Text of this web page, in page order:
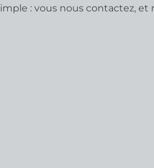
: vous nous contactez, et